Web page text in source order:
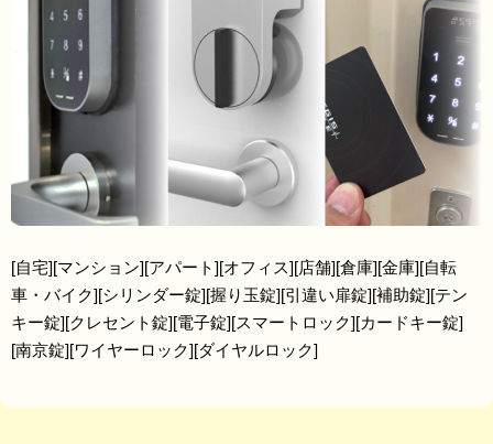
[自宅][マンション][アパート][オフィス][店舗][倉庫][金庫][自転
車・バイク][シリンダー錠][握り玉錠][引違い扉錠][補助錠][テン
キー錠][クレセント錠][電子錠][スマートロック][カードキー錠]
[南京錠][ワイヤーロック][ダイヤルロック]